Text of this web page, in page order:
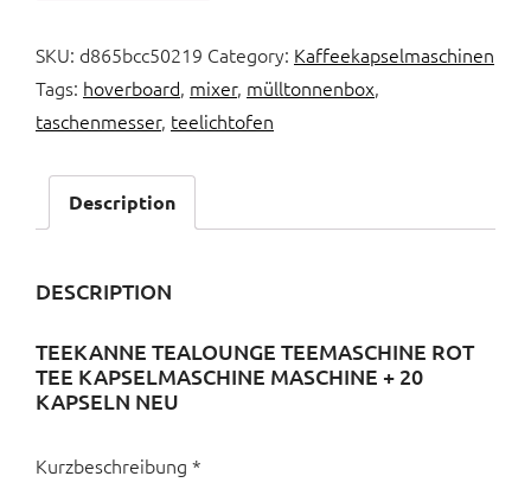
SKU: d865bcc50219 Category: Kaffeekapselmaschinen
Tags: hoverboard, mixer, mülltonnenbox,
taschenmesser, teelichtofen
Description
DESCRIPTION
TEEKANNE TEALOUNGE TEEMASCHINE ROT
TEE KAPSELMASCHINE MASCHINE + 20
KAPSELN NEU
Kurzbeschreibung *